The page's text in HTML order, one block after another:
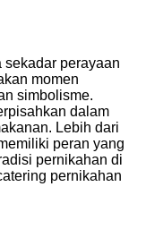
sekadar perayaan
momen
simbolisme.
dalam
Lebih dari
peran yang
pernikahan di
pernikahan